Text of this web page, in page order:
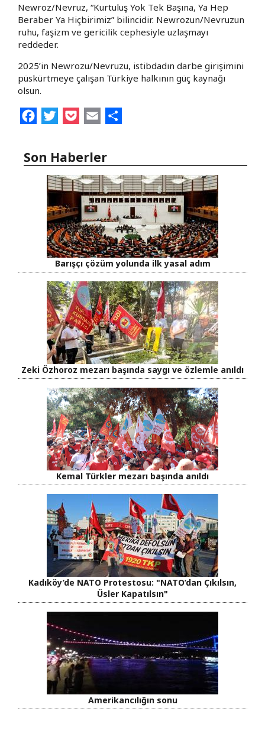
Newroz/Nevruz, “Kurtuluş Yok Tek Başına, Ya Hep
Beraber Ya Hiçbirimiz” bilincidir. Newrozun/Nevruzun
ruhu, faşizm ve gericilik cephesiyle uzlaşmayı
reddeder.
2025’in Newrozu/Nevruzu, istibdadın darbe girişimini
püskürtmeye çalışan Türkiye halkının güç kaynağı
olsun.
FacebookTwitterPocketEmail
Son Haberler
Barışçı çözüm yolunda ilk yasal adım
Zeki Özhoroz mezarı başında saygı ve özlemle anıldı
Kemal Türkler mezarı başında anıldı
Kadıköy’de NATO Protestosu: "NATO’dan Çıkılsın,
Üsler Kapatılsın"
Amerikancılığın sonu